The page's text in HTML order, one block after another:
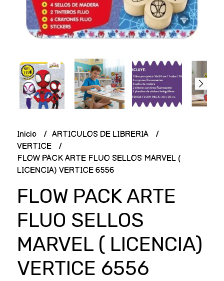
Inicio
ARTICULOS DE LIBRERIA
VERTICE
FLOW PACK ARTE FLUO SELLOS MARVEL (
LICENCIA) VERTICE 6556
FLOW PACK ARTE
FLUO SELLOS
MARVEL ( LICENCIA)
VERTICE 6556